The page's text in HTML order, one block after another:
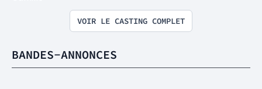
VOIR LE CASTING COMPLET
BANDES-ANNONCES